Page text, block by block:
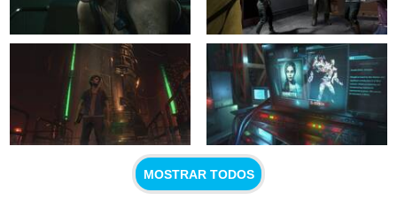
MOSTRAR TODOS